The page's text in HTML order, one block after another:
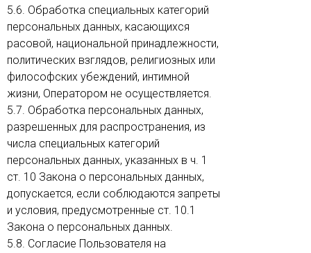
5.6. Обработка специальных категорий
персональных данных, касающихся
расовой, национальной принадлежности,
политических взглядов, религиозных или
философских убеждений, интимной
жизни, Оператором не осуществляется.
5.7. Обработка персональных данных,
разрешенных для распространения, из
числа специальных категорий
персональных данных, указанных в ч. 1
ст. 10 Закона о персональных данных,
допускается, если соблюдаются запреты
и условия, предусмотренные ст. 10.1
Закона о персональных данных.
5.8. Согласие Пользователя на